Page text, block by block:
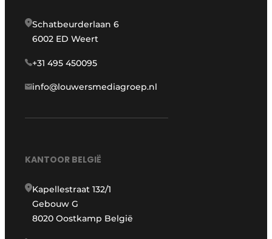
Schatbeurderlaan 6
6002 ED Weert
+31 495 450095
info@louwersmediagroep.nl
KANTOOR BELGIË
Kapellestraat 132/1
Gebouw G
8020 Oostkamp België